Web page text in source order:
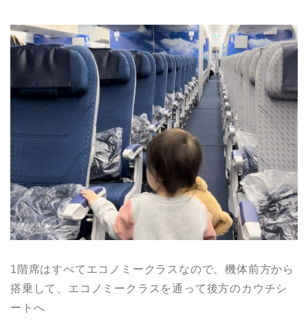
1階席はすべてエコノミークラスなので、機体前方から
搭乗して、エコノミークラスを通って後方のカウチシ
ートへ